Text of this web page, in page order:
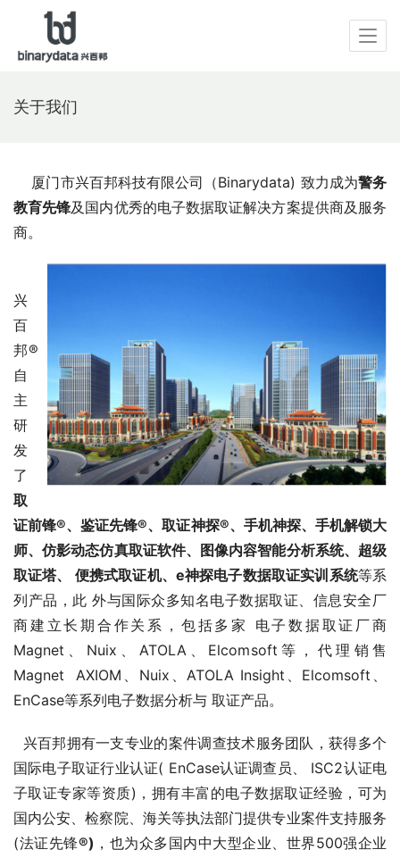
关于我们
厦门市兴百邦科技有限公司（Binarydata) 致力成为警务
教育先锋及国内优秀的电子数据取证解决方案提供商及服务
商。
兴
百
邦®
自
主
研
发
了
取
证前锋®、鉴证先锋®、取证神探®、手机神探、手机解锁大
师、仿影动态仿真取证软件、图像内容智能分析系统、超级
取证塔、 便携式取证机、e神探电子数据取证实训系统等系
列产品，此 外与国际众多知名电子数据取证、信息安全厂
商建立长期合作关系，包括多家 电子数据取证厂商
Magnet、Nuix、ATOLA、Elcomsoft等，代理销售
Magnet  AXIOM、Nuix、ATOLA Insight、Elcomsoft、
EnCase等系列电子数据分析与 取证产品。
兴百邦拥有一支专业的案件调查技术服务团队，获得多个
国际电子取证行业认证( EnCase认证调查员、 ISC2认证电
子取证专家等资质) ，拥有丰富的电子数据取证经验，可为
国内公安、检察院、海关等执法部门提供专业案件支持服务
(法证先锋®) ，也为众多国内中大型企业、世界500强企业